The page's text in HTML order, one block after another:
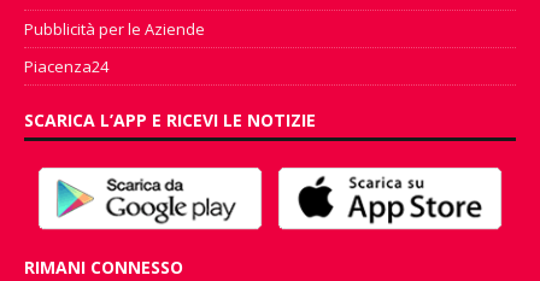
Pubblicità per le Aziende
Piacenza24
SCARICA L’APP E RICEVI LE NOTIZIE
RIMANI CONNESSO